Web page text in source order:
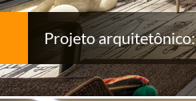
Projeto